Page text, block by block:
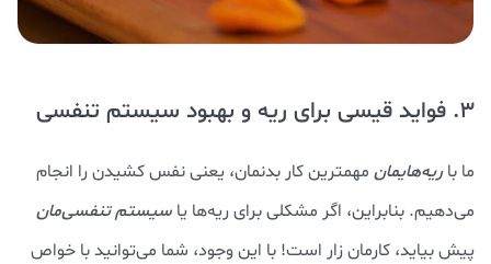
3. فواید قیسی برای ریه و بهبود سیستم تنفسی
ما باریه‌هایمان مهمترین کار بدنمان، یعنی نفس کشیدن را انجام
می‌دهیم. بنابراین، اگر مشکلی برای ریه‌ها یا سیستم تنفسی‌مان
پیش بیاید، کارمان زار است! با این وجود، شما می‌توانید با خواص